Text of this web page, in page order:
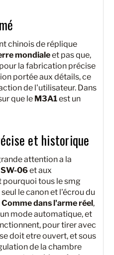
chinois de réplique
mondialeet pas que,
la fabrication précise
portée aux détails, ce
de l'utilisateur. Dans
que le M3A1est un
et historique
attention a la
SW-06et aux
pourquoi tous le smg
seul le canon et l'écrou du
Comme dans l'arme réel,
mode automatique, et
pour tirer avec
doit etre ouvert, et sous
de la chambre